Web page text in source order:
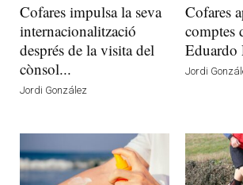
Cofares impulsa la seva
internacionalització
després de la visita del
cònsol...
Jordi González
Cofares
comptes
Eduardo
Jordi